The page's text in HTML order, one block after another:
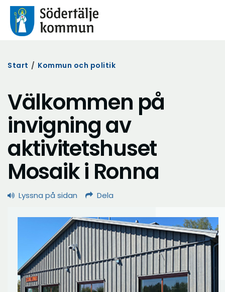
Start / Kommun och politik
Välkommen på
invigning av
aktivitetshuset
Mosaik i Ronna
Lyssna på sidan Dela